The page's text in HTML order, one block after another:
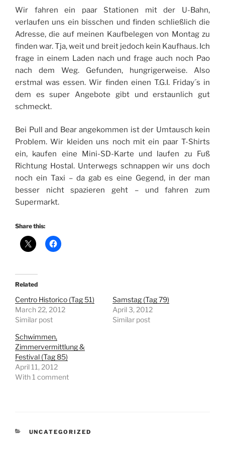
Wir fahren ein paar Stationen mit der U-Bahn,
verlaufen uns ein bisschen und finden schließlich die
Adresse, die auf meinen Kaufbelegen von Montag zu
finden war. Tja, weit und breit jedoch kein Kaufhaus. Ich
frage in einem Laden nach und frage auch noch Pao
nach dem Weg. Gefunden, hungrigerweise. Also
erstmal was essen. Wir finden einen T.G.I. Friday´s in
dem es super Angebote gibt und erstaunlich gut
schmeckt.
Bei Pull and Bear angekommen ist der Umtausch kein
Problem. Wir kleiden uns noch mit ein paar T-Shirts
ein, kaufen eine Mini-SD-Karte und laufen zu Fuß
Richtung Hostal. Unterwegs schnappen wir uns doch
noch ein Taxi – da gab es eine Gegend, in der man
besser nicht spazieren geht – und fahren zum
Supermarkt.
Share this:
Related
Centro Historico (Tag 51)
March 22, 2012
Similar post
Samstag (Tag 79)
April 3, 2012
Similar post
Schwimmen,
Zimmervermittlung &
Festival (Tag 85)
April 11, 2012
With 1 comment
CATEGORIES
UNCATEGORIZED